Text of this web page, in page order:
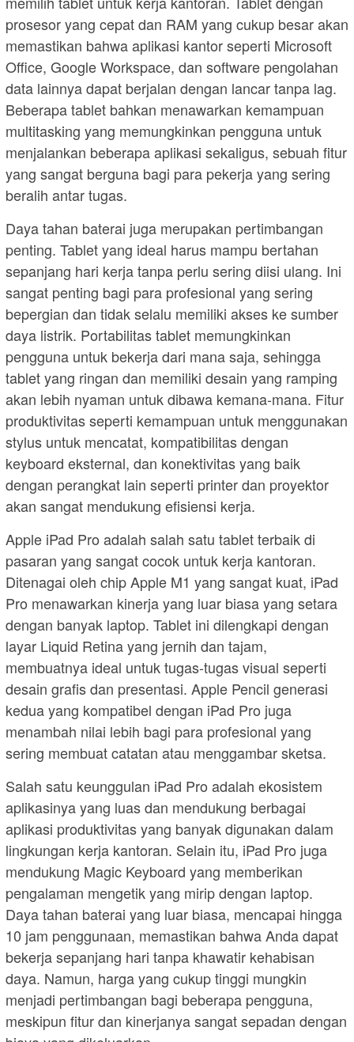
prosesor yang cepat dan RAM yang cukup besar akan
memastikan bahwa aplikasi kantor seperti Microsoft
Office, Google Workspace, dan software pengolahan
data lainnya dapat berjalan dengan lancar tanpa lag.
Beberapa tablet bahkan menawarkan kemampuan
multitasking yang memungkinkan pengguna untuk
menjalankan beberapa aplikasi sekaligus, sebuah fitur
yang sangat berguna bagi para pekerja yang sering
beralih antar tugas.
Daya tahan baterai juga merupakan pertimbangan
penting. Tablet yang ideal harus mampu bertahan
sepanjang hari kerja tanpa perlu sering diisi ulang. Ini
sangat penting bagi para profesional yang sering
bepergian dan tidak selalu memiliki akses ke sumber
daya listrik. Portabilitas tablet memungkinkan
pengguna untuk bekerja dari mana saja, sehingga
tablet yang ringan dan memiliki desain yang ramping
akan lebih nyaman untuk dibawa kemana-mana. Fitur
produktivitas seperti kemampuan untuk menggunakan
stylus untuk mencatat, kompatibilitas dengan
keyboard eksternal, dan konektivitas yang baik
dengan perangkat lain seperti printer dan proyektor
akan sangat mendukung efisiensi kerja.
Apple iPad Pro adalah salah satu tablet terbaik di
pasaran yang sangat cocok untuk kerja kantoran.
Ditenagai oleh chip Apple M1 yang sangat kuat, iPad
Pro menawarkan kinerja yang luar biasa yang setara
dengan banyak laptop. Tablet ini dilengkapi dengan
layar Liquid Retina yang jernih dan tajam,
membuatnya ideal untuk tugas-tugas visual seperti
desain grafis dan presentasi. Apple Pencil generasi
kedua yang kompatibel dengan iPad Pro juga
menambah nilai lebih bagi para profesional yang
sering membuat catatan atau menggambar sketsa.
Salah satu keunggulan iPad Pro adalah ekosistem
aplikasinya yang luas dan mendukung berbagai
aplikasi produktivitas yang banyak digunakan dalam
lingkungan kerja kantoran. Selain itu, iPad Pro juga
mendukung Magic Keyboard yang memberikan
pengalaman mengetik yang mirip dengan laptop.
Daya tahan baterai yang luar biasa, mencapai hingga
10 jam penggunaan, memastikan bahwa Anda dapat
bekerja sepanjang hari tanpa khawatir kehabisan
daya. Namun, harga yang cukup tinggi mungkin
menjadi pertimbangan bagi beberapa pengguna,
meskipun fitur dan kinerjanya sangat sepadan dengan